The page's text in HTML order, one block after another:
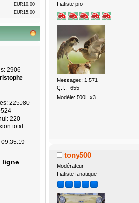
EUR10.00
EUR15.00
2906
225080
220
total:
09:35:19
ligne
Fiatiste pro
Messages: 1.571
Q.I.: -655
Modèle: 500L x3
tony500
Modérateur
Fiatiste fanatique